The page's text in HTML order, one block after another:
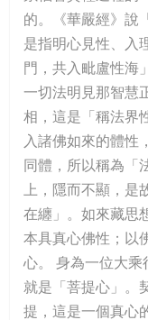
的。《華嚴經》說
是指明心見性、入
門，共入毗盧性海
一切法明見那智慧
相，這是「稱法界
入諸佛如來的體性
同體，所以稱為「
上，隱而不顯，
在纏」。如來藏思
本具真心佛性；以
心。 身為一位大
就是「菩提心」。
提，這是一個真心